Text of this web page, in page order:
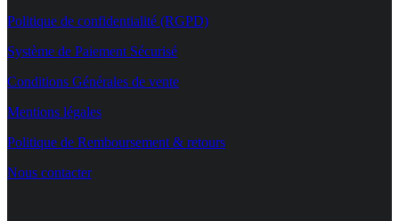
Politique de confidentialité (RGPD)
Système de Paiement Sécurisé
Conditions Générales de vente
Mentions légales
Politique de Remboursement & retours
Nous contacter